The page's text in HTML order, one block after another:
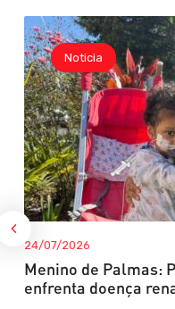
Noticia
24/07/2026
Menino de Palmas:
enfrenta doença